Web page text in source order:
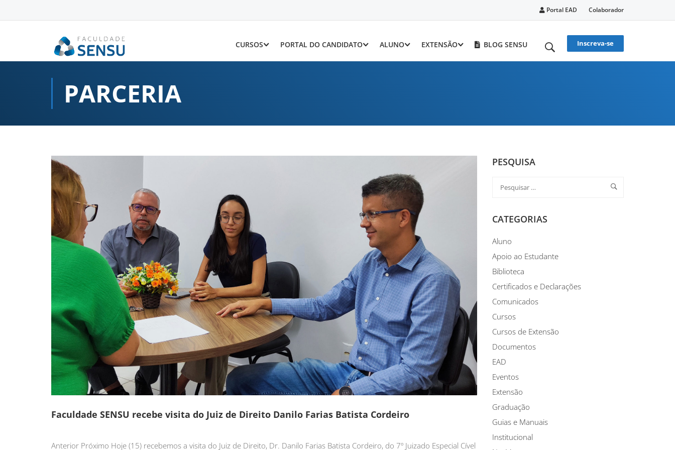
Portal EAD Colaborador
CURSOS PORTAL DO CANDIDATO ALUNO EXTENSÃO BLOG SENSU Inscreva-se
PARCERIA
Faculdade SENSU recebe visita do Juiz de Direito Danilo Farias Batista Cordeiro
Anterior Próximo Hoje (15) recebemos a visita do Juiz de Direito, Dr. Danilo Farias Batista Cordeiro, do 7º Juizado Especial Cível
PESQUISA
CATEGORIAS
Aluno
Apoio ao Estudante
Biblioteca
Certificados e Declarações
Comunicados
Cursos
Cursos de Extensão
Documentos
EAD
Eventos
Extensão
Graduação
Guias e Manuais
Institucional